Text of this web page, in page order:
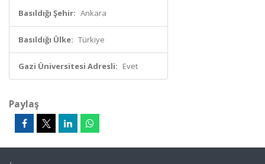
Basıldığı Şehir: Ankara
Basıldığı Ülke: Türkiye
Gazi Üniversitesi Adresli: Evet
Paylaş